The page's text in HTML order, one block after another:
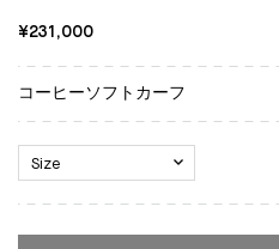
¥231,000
コーヒーソフトカーフ